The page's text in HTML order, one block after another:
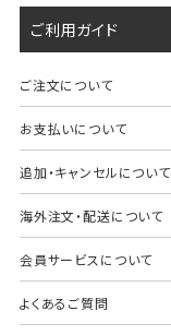
ご利用ガイド
ご注文について
お支払いについて
追加・キャンセルについて
海外注文・配送について
会員サービスについて
よくあるご質問